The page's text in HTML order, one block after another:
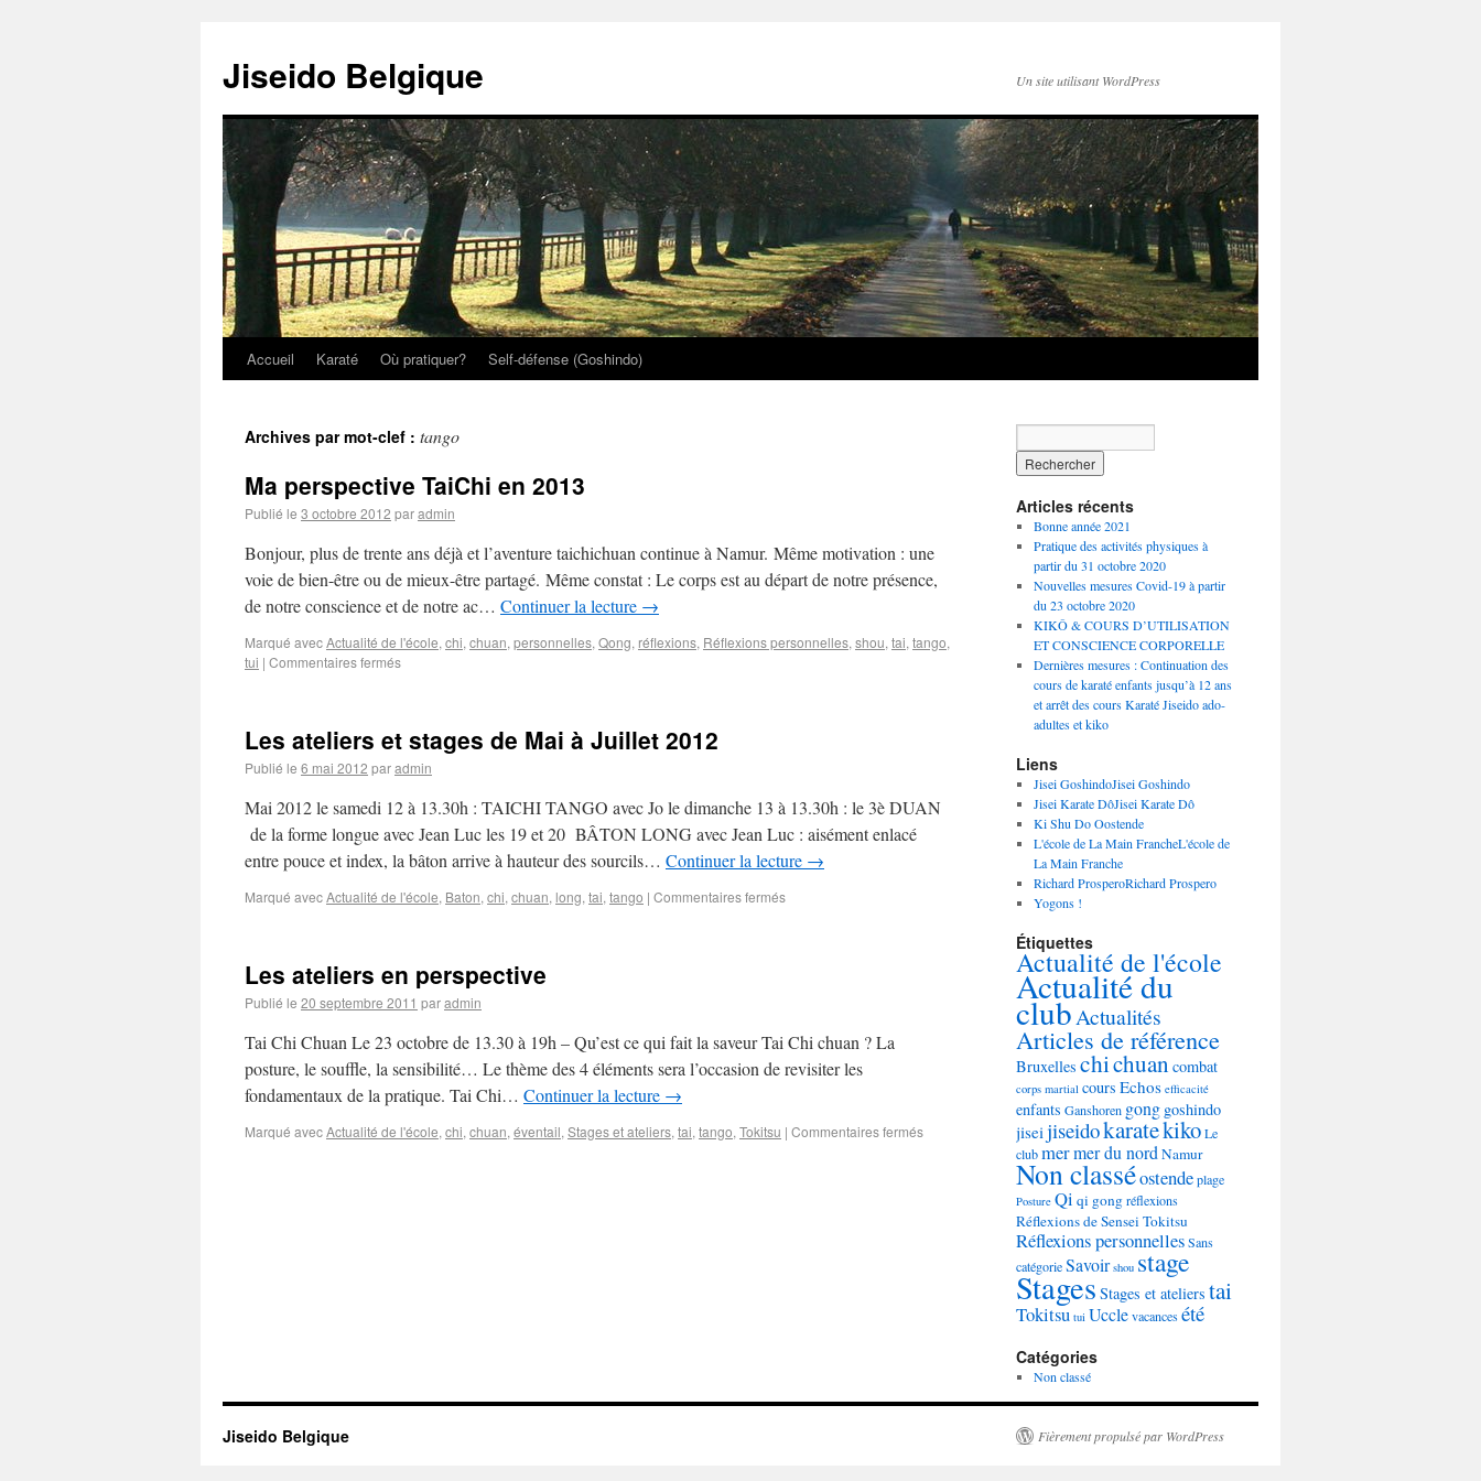
Jiseido Belgique Un site utilisant WordPress
Accueil Karaté Où pratiquer? Self-défense (Goshindo)
Archives par mot-clef : tango
Ma perspective TaiChi en 2013
Publié le 3 octobre 2012 paradmin
Bonjour, plus de trente ans déjà et l’aventure taichichuan continue à Namur. Même motivation : une
voie de bien-être ou de mieux-être partagé. Même constat : Le corps est au départ de notre présence,
de notre conscience et de notre ac… Continuer la lecture →
Marqué avecActualité de l'école, chi, chuan, personnelles, Qong, réflexions, Réflexions personnelles, shou, tai, tango,
tui | Commentaires fermés
Les ateliers et stages de Mai à Juillet 2012
Publié le 6 mai 2012 paradmin
Mai 2012 le samedi 12 à 13.30h : TAICHI TANGO avec Jo le dimanche 13 à 13.30h : le 3è DUAN
de la forme longue avec Jean Luc les 19 et 20 BÂTON LONG avec Jean Luc : aisément enlacé
entre pouce et index, la bâton arrive à hauteur des sourcils… Continuer la lecture →
Marqué avecActualité de l'école, Baton, chi, chuan, long, tai, tango | Commentaires fermés
Les ateliers en perspective
Publié le 20 septembre 2011 paradmin
Tai Chi Chuan Le 23 octobre de 13.30 à 19h – Qu’est ce qui fait la saveur Tai Chi chuan ? La
posture, le souffle, la sensibilité… Le thème des 4 éléments sera l’occasion de revisiter les
fondamentaux de la pratique. Tai Chi… Continuer la lecture →
Marqué avecActualité de l'école, chi, chuan, éventail, Stages et ateliers, tai, tango, Tokitsu | Commentaires fermés
Articles récents
Bonne année 2021
Pratique des activités physiques à
partir du 31 octobre 2020
Nouvelles mesures Covid-19 à partir
du 23 octobre 2020
KIKÔ & COURS D’UTILISATION
ET CONSCIENCE CORPORELLE
Dernières mesures : Continuation des
cours de karaté enfants jusqu’à 12 ans
et arrêt des cours Karaté Jiseido ado-
adultes et kiko
Liens
Jisei GoshindoJisei Goshindo
Jisei Karate DôJisei Karate Dô
Ki Shu Do Oostende
L'école de La Main FrancheL'école de
La Main Franche
Richard ProsperoRichard Prospero
Yogons !
Étiquettes
Actualité de l'école
Actualité du
clubActualités
Articles de référence
Bruxelles chichuan combat
corps martial cours Echos efficacité
enfants Ganshoren gong goshindo
jiseijiseidokaratekikoLe
clubmermer du nord Namur
Non classéostendeplage
Posture Qi qi gongréflexions
Réflexions de Sensei Tokitsu
Réflexions personnellesSans
catégorieSavoir shou stage
Stages Stages et ateliers tai
Tokitsu tui Ucclevacancesété
Catégories
Non classé
Jiseido Belgique Fièrement propulsé par WordPress